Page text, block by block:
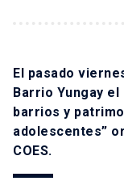
El pasado
Barrio Yungay
barrios y
adolescentes”
COES.